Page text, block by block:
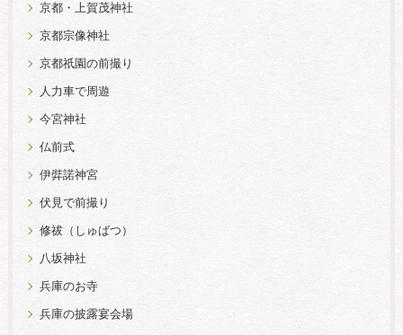
京都・上賀茂神社
京都宗像神社
京都祇園の前撮り
人力車で周遊
今宮神社
仏前式
伊弉諾神宮
伏見で前撮り
修祓（しゅばつ）
八坂神社
兵庫のお寺
兵庫の披露宴会場